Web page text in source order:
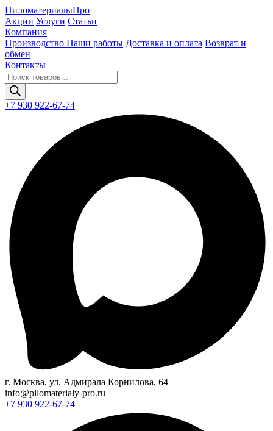
ПиломатериалыПро
Акции Услуги Статьи
Компания
Производство Наши работы Доставка и оплата Возврат и
обмен
Контакты
Поиск
товаров
+7 930 922-67-74
г. Москва, ул. Адмирала Корнилова, 64
info@pilomaterialy-pro.ru
+7 930 922-67-74